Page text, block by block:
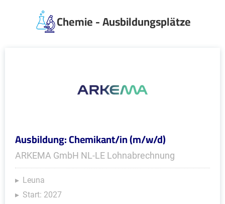
Chemie - Ausbildungsplätze
Ausbildung: Chemikant/in (m/w/d)
ARKEMA GmbH NL-LE Lohnabrechnung
Leuna
Start: 2027